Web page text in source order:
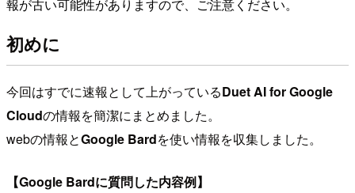
報が古い可能性がありますので、ご注意ください。
初めに
今回はすでに速報として上がっているDuet AI for Google
Cloudの情報を簡潔にまとめました。
webの情報とGoogle Bardを使い情報を収集しました。
【Google Bardに質問した内容例】